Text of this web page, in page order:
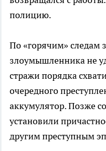
полицию.
По «горячим» следам
злоумышленника не
стражи порядка
очередного
аккумулятор. Позже
установили
другим преступным